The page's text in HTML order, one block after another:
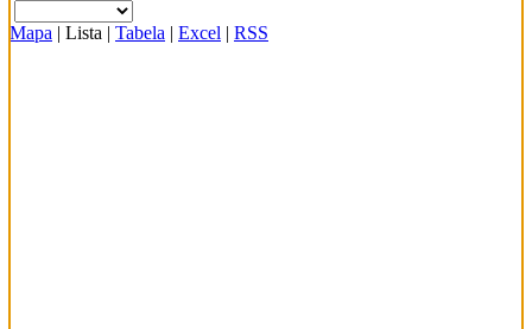
Mapa | Lista | Tabela | Excel | RSS